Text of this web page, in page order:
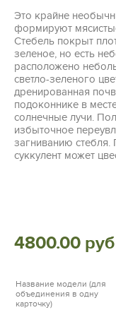
Это крайне
формируют
Стебель покрыт
зеленое, но есть
расположено
светло-зеленого
дренированная
подоконнике в
солнечные лучи.
избыточное
загниванию стебля.
суккулент может
4800.00 руб
Название модели (для
объединения в одну
карточку)